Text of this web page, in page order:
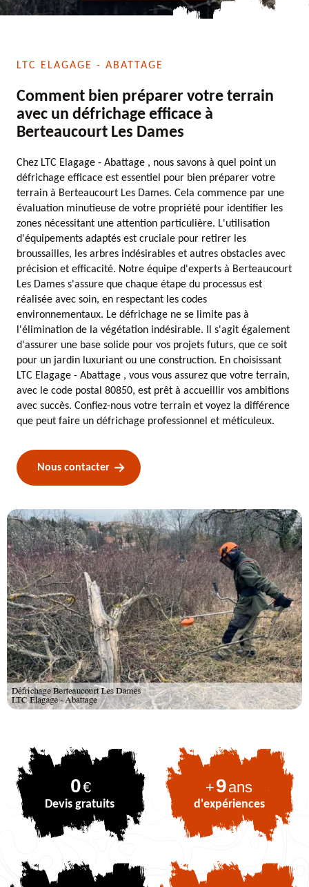
LTC ELAGAGE - ABATTAGE
Comment bien préparer votre terrain
avec un défrichage efficace à
Berteaucourt Les Dames
Chez LTC Elagage - Abattage , nous savons à quel point un
défrichage efficace est essentiel pour bien préparer votre
terrain à Berteaucourt Les Dames. Cela commence par une
évaluation minutieuse de votre propriété pour identifier les
zones nécessitant une attention particulière. L'utilisation
d'équipements adaptés est cruciale pour retirer les
broussailles, les arbres indésirables et autres obstacles avec
précision et efficacité. Notre équipe d'experts à Berteaucourt
Les Dames s'assure que chaque étape du processus est
réalisée avec soin, en respectant les codes
environnementaux. Le défrichage ne se limite pas à
l'élimination de la végétation indésirable. Il s'agit également
d'assurer une base solide pour vos projets futurs, que ce soit
pour un jardin luxuriant ou une construction. En choisissant
LTC Elagage - Abattage , vous vous assurez que votre terrain,
avec le code postal 80850, est prêt à accueillir vos ambitions
avec succès. Confiez-nous votre terrain et voyez la différence
que peut faire un défrichage professionnel et méticuleux.
Nous contacter
0€
Devis gratuits
+9ans
d'expériences